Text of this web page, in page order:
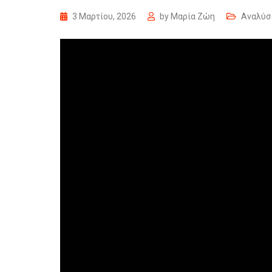
3 Μαρτίου, 2026 by Μαρία Ζώη